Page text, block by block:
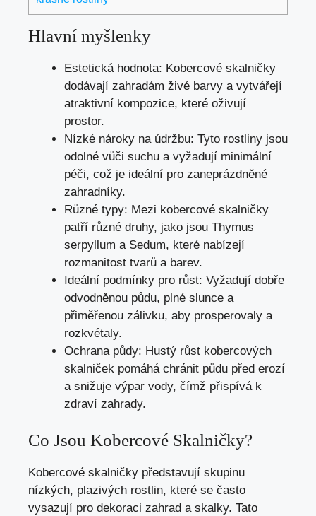
Hlavní myšlenky
Estetická hodnota: Kobercové skalničky
dodávají zahradám živé barvy a vytvářejí
atraktivní kompozice, které oživují
prostor.
Nízké nároky na údržbu: Tyto rostliny jsou
odolné vůči suchu a vyžadují minimální
péči, což je ideální pro zaneprázdněné
zahradníky.
Různé typy: Mezi kobercové skalničky
patří různé druhy, jako jsou Thymus
serpyllum a Sedum, které nabízejí
rozmanitost tvarů a barev.
Ideální podmínky pro růst: Vyžadují dobře
odvodněnou půdu, plné slunce a
přiměřenou zálivku, aby prosperovaly a
rozkvétaly.
Ochrana půdy: Hustý růst kobercových
skalniček pomáhá chránit půdu před erozí
a snižuje výpar vody, čímž přispívá k
zdraví zahrady.
Co Jsou Kobercové Skalničky?
Kobercové skalničky představují skupinu
nízkých, plazivých rostlin, které se často
vysazují pro dekoraci zahrad a skalky. Tato